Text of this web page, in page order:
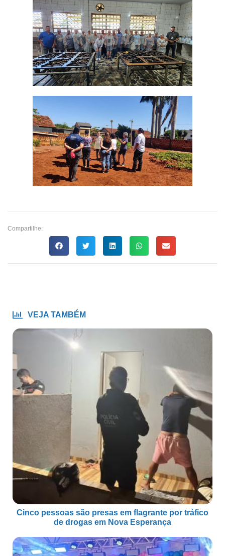
Compartilhe:
VEJA TAMBÉM
Cinco pessoas são presas em flagrante por tráfico
de drogas em Nova Esperança